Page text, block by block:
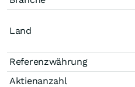
Land
Referenzwährung
Aktienanzahl